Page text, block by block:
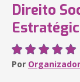
Direito
Por